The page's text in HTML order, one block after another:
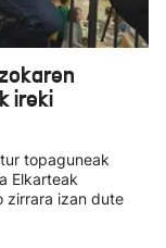
ireki
topaguneak
Elkarteak
zirrara izan dute